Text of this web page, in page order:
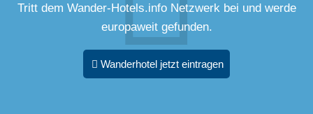
Tritt dem Wander-Hotels.info Netzwerk bei und werde
europaweit gefunden.
Wanderhotel jetzt eintragen